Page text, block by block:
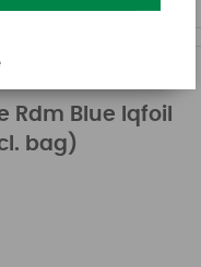
Rdm Blue Iqfoil
bag)